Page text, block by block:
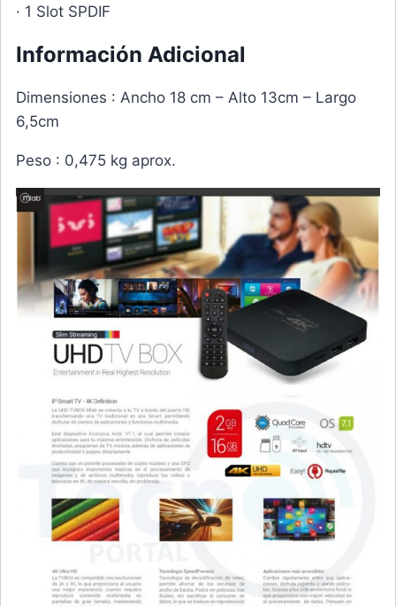
· 1 Slot SPDIF
Información Adicional
Dimensiones : Ancho 18 cm – Alto 13cm – Largo
6,5cm
Peso : 0,475 kg aprox.